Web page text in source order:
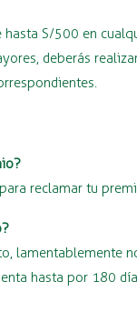
S/500 en
deberás
reclamar tu
lamentablemente
hasta por 180